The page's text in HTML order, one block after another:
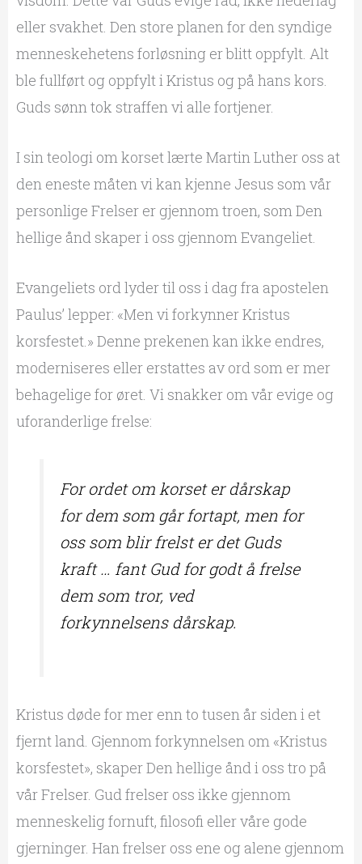
eller svakhet. Den store planen for den syndige
menneskehetens forløsning er blitt oppfylt. Alt
ble fullført og oppfylt i Kristus og på hans kors.
Guds sønn tok straffen vi alle fortjener.
I sin teologi om korset lærte Martin Luther oss at
den eneste måten vi kan kjenne Jesus som vår
personlige Frelser er gjennom troen, som Den
hellige ånd skaper i oss gjennom Evangeliet.
Evangeliets ord lyder til oss i dag fra apostelen
Paulus’ lepper: «Men vi forkynner Kristus
korsfestet.» Denne prekenen kan ikke endres,
moderniseres eller erstattes av ord som er mer
behagelige for øret. Vi snakker om vår evige og
uforanderlige frelse:
For ordet om korset er dårskap
for dem som går fortapt, men for
oss som blir frelst er det Guds
kraft … fant Gud for godt å frelse
dem som tror, ved
forkynnelsens dårskap.
Kristus døde for mer enn to tusen år siden i et
fjernt land. Gjennom forkynnelsen om «Kristus
korsfestet», skaper Den hellige ånd i oss tro på
vår Frelser. Gud frelser oss ikke gjennom
menneskelig fornuft, filosofi eller våre gode
gjerninger. Han frelser oss ene og alene gjennom